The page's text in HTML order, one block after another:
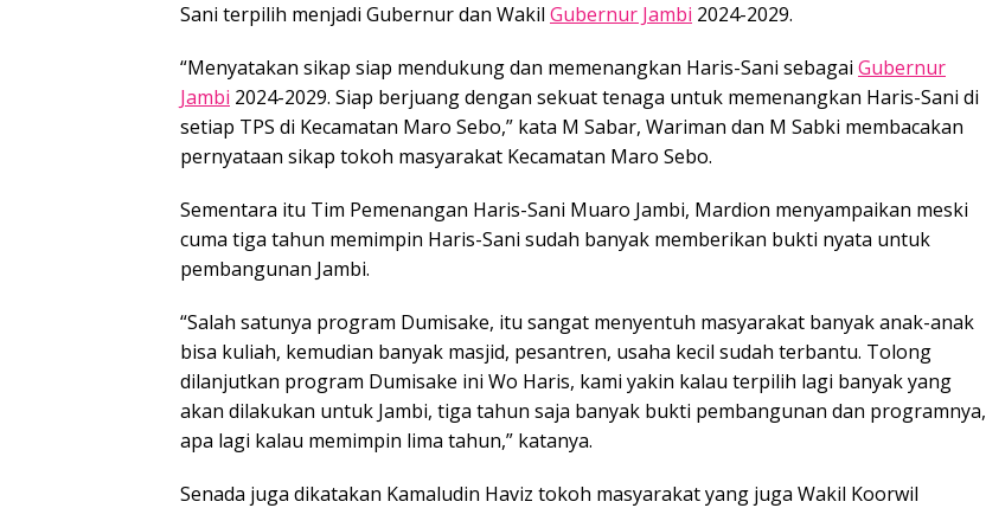
Sani terpilih menjadi Gubernur dan Wakil Gubernur Jambi 2024-2029.
“Menyatakan sikap siap mendukung dan memenangkan Haris-Sani sebagai Gubernur
Jambi 2024-2029. Siap berjuang dengan sekuat tenaga untuk memenangkan Haris-Sani di
setiap TPS di Kecamatan Maro Sebo,” kata M Sabar, Wariman dan M Sabki membacakan
pernyataan sikap tokoh masyarakat Kecamatan Maro Sebo.
Sementara itu Tim Pemenangan Haris-Sani Muaro Jambi, Mardion menyampaikan meski
cuma tiga tahun memimpin Haris-Sani sudah banyak memberikan bukti nyata untuk
pembangunan Jambi.
“Salah satunya program Dumisake, itu sangat menyentuh masyarakat banyak anak-anak
bisa kuliah, kemudian banyak masjid, pesantren, usaha kecil sudah terbantu. Tolong
dilanjutkan program Dumisake ini Wo Haris, kami yakin kalau terpilih lagi banyak yang
akan dilakukan untuk Jambi, tiga tahun saja banyak bukti pembangunan dan programnya,
apa lagi kalau memimpin lima tahun,” katanya.
Senada juga dikatakan Kamaludin Haviz tokoh masyarakat yang juga Wakil Koorwil